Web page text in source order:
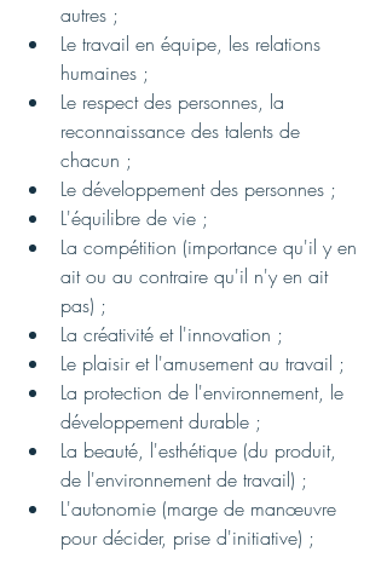
autres ;
Le travail en équipe, les relations
humaines ;
Le respect des personnes, la
reconnaissance des talents de
chacun ;
Le développement des personnes ;
L'équilibre de vie ;
La compétition (importance qu'il y en
ait ou au contraire qu'il n'y en ait
pas) ;
La créativité et l'innovation ;
Le plaisir et l'amusement au travail ;
La protection de l'environnement, le
développement durable ;
La beauté, l'esthétique (du produit,
de l'environnement de travail) ;
L'autonomie (marge de manœuvre
pour décider, prise d'initiative) ;